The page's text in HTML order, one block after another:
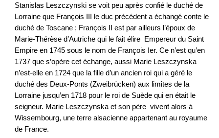
Stanislas Leszczynski se voit peu après confié le duché de
Lorraine que François III le duc précédent a échangé conte le
duché de Toscane ; François II est par ailleurs l’époux de
Marie-Thérèse d’Autriche qui le fait élire Empereur du Saint
Empire en 1745 sous le nom de François Ier. Ce n’est qu’en
1737 que s’opère cet échange, aussi Marie Leszczynska
n’est-elle en 1724 que la fille d’un ancien roi qui a géré le
duché des Deux-Ponts (Zweibrücken) aux limites de la
Lorraine jusqu’en 1718 pour le roi de Suède qui en était le
seigneur. Marie Leszczynska et son père vivent alors à
Wissembourg, une terre alsacienne appartenant au royaume
de France.